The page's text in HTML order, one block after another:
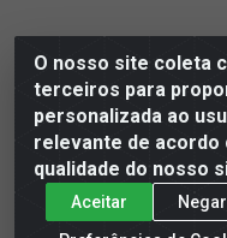
O nosso site coleta
terceiros para
personalizada ao
relevante de acordo
qualidade do nosso
Aceitar
Megga Distribuidora
Trindade, 1328 -
CNPJ